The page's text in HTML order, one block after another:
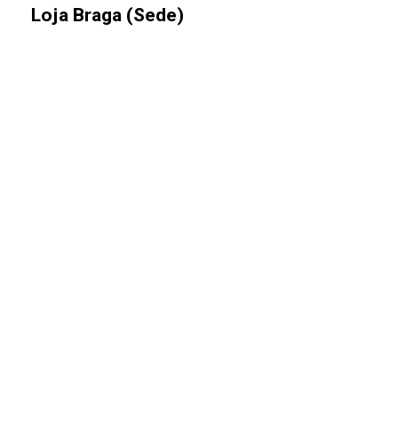
Loja Braga (Sede)